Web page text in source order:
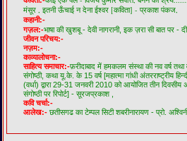
मंसूर , इतनी ऊँचाई न देना ईश्वर [कविता] - प्रकाश पंकज,
कहानी:-
गज़ल:-भाषा की खुशबू - देवी नागरानी, इक ज़रा सी बात पर -
जीवन परिचय:-
नज़म:-
काव्यालोचना:-
साहित्य समाचार:-फ़रीदाबाद में हमकलम संस्था की नव वर्ष तथा
संगोष्ठी, कथा यू.के. के 15 वर्ष [महात्मा गांधी अंतरराष्ट्रीय
(वर्धा) द्वारा 29-31 जनवरी 2010 को आयोजित तीन दिवसीय
संगोष्ठी पर रिपोर्ट] - सूरजप्रकाश ,
कवि चर्चा:-
आलेख:- छतीसगढ का टेम्पल सिटी शबरीनारायण - प्रो.